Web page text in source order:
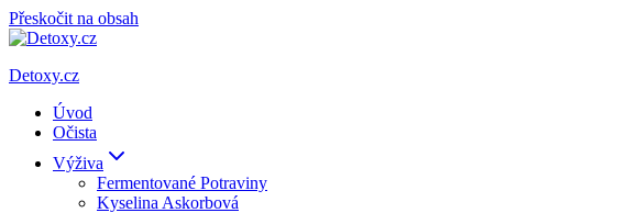
Přeskočit na obsah
Detoxy.cz
Úvod
Očista
Výživa
Fermentované Potraviny
Kyselina Askorbová